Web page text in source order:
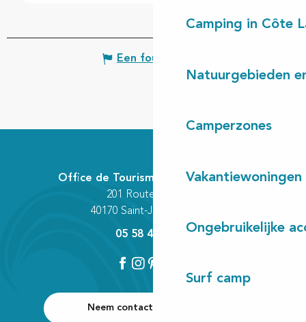
Camping in Côte
Natuurgebieden
Camperzones
Vakantiewoningen
Ongebruikelijke
Surf camp
Een fout melden
Neem contact met ons op
Office de Tourisme Communautaire
201 Route des Lacs
40170 Saint-Julien-en-Born
05 58 42 89 80